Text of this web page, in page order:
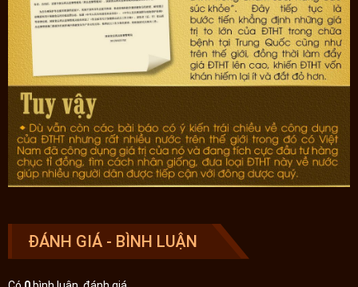
- Con to mẩy, nguyên vẹn hoàn hảo, màu sắc vàng óng, đều tăm
tắp
- Hương vị rất thơm, đốt ở phòng 100m còn ngửi thấy mùi hương, vị
thảo dược, hơi tanh nhưng rất thơm của đông trùng tự nhiên.
On-Plaza Việt Pháp – Phân phối đông trụng hạ thảo Tây Tạng
nguyên con
Được tuyển chọn từ đông trùng hạ thảo Na Khúc loại 1, hảo hạng
nhất
nên rất dôi, không hao (các nơi khác chỉ đạt khô 70%)
100% hàng loại 1 là loại 1 KHÔNG TRỘN HÀNG LOẠI 2,3; KHÔNG